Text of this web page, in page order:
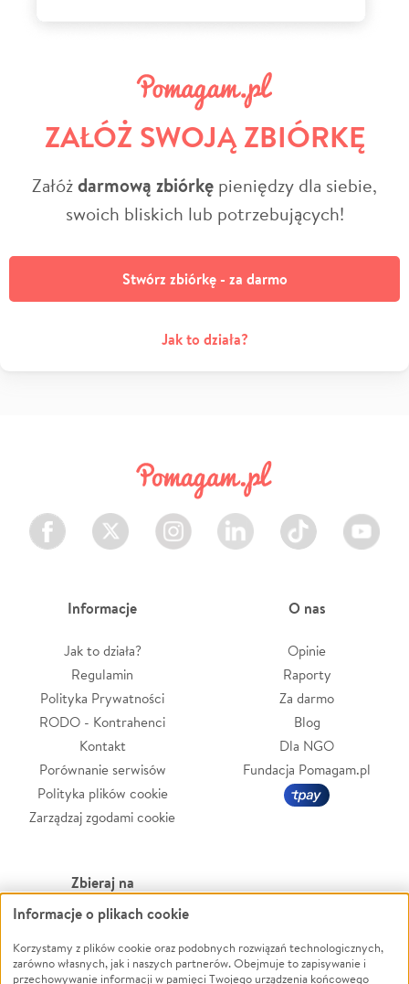
ZAŁÓŻ SWOJĄ ZBIÓRKĘ
Załóżdarmową zbiórkę pieniędzy dla siebie,
swoich bliskich lub potrzebujących!
Stwórz zbiórkę - za darmo
Jak to działa?
Facebook Twitter Instagram LinkedIn TikTok Youtube
Informacje
Jak to działa?
Regulamin
Polityka Prywatności
RODO - Kontrahenci
Kontakt
Porównanie serwisów
Polityka plików cookie
Zarządzaj zgodami cookie
O nas
Opinie
Raporty
Za darmo
Blog
Dla NGO
Fundacja Pomagam.pl
Zbieraj na
Leczenie
Zwierzęta
Pożar
Powódź
Wichura
Informacje o plikach cookie
Korzystamy z plików cookie oraz podobnych rozwiązań technologicznych,
zarówno własnych, jak i naszych partnerów. Obejmuje to zapisywanie i
przechowywanie informacji w pamięci Twojego urządzenia końcowego